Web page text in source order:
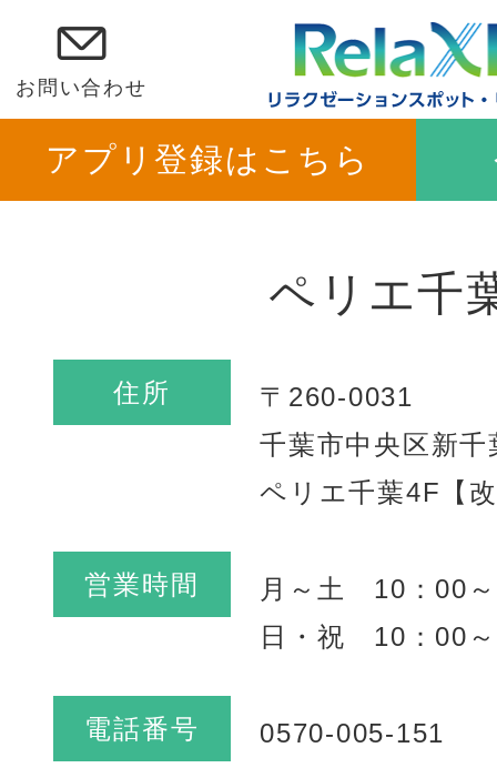
アプリ登録はこちら
お問い合わせ
ペリエ千
住所
〒260-0031
千葉市中央区新
ペリエ千葉4F【
営業時間
月～土 10：00
日・祝 10：00
電話番号 0570-005-151